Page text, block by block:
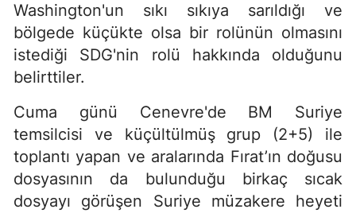
Washington'un sıkı sıkıya sarıldığı ve
bölgede küçükte olsa bir rolünün olmasını
istediği SDG'nin rolü hakkında olduğunu
belirttiler.
Cuma günü Cenevre'de BM Suriye
temsilcisi ve küçültülmüş grup (2+5) ile
toplantı yapan ve aralarında Fırat’ın doğusu
dosyasının da bulunduğu birkaç sıcak
dosyayı görüşen Suriye müzakere heyeti